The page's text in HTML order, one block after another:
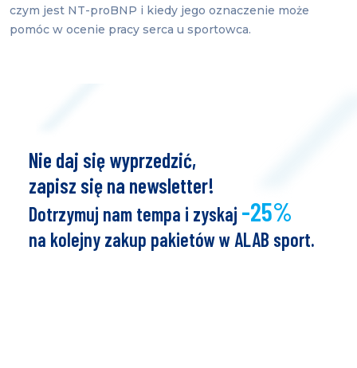
czym jest NT-proBNP i kiedy jego oznaczenie może
pomóc w ocenie pracy serca u sportowca.
Nie daj się wyprzedzić,
zapisz się na newsletter!
Dotrzymuj nam tempa i zyskaj -25%
na kolejny zakup pakietów w ALAB sport.